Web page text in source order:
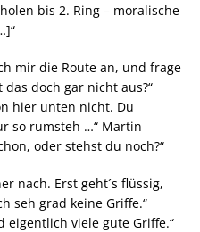
bis 2. Ring – moralische
mir die Route an, und frage
doch gar nicht aus?“
hier unten nicht. Du
so rumsteh …“ Martin
oder stehst du noch?“
nach. Erst geht´s flüssig,
seh grad keine Griffe.“
eigentlich viele gute Griffe.“